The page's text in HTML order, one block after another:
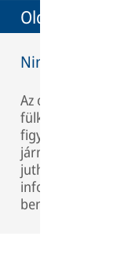
Oldalsó kijelző
Nincs figyelem
Az oldalsó
fülkéjének
figyelmeztető
járművezető a
juthasson hozzá
információhoz
benyomást